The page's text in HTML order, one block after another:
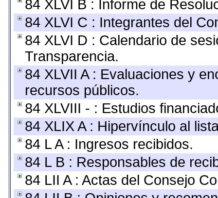
84 XLVI B : Informe de
84 XLVI C : Integrantes del
84 XLVI D : Calendario de
Transparencia.
84 XLVII A : Evaluaciones y
recursos públicos.
84 XLVIII - : Estudios
84 XLIX A : Hipervínculo al
84 L A : Ingresos recibidos.
84 L B : Responsables de
84 LII A : Actas del Consejo